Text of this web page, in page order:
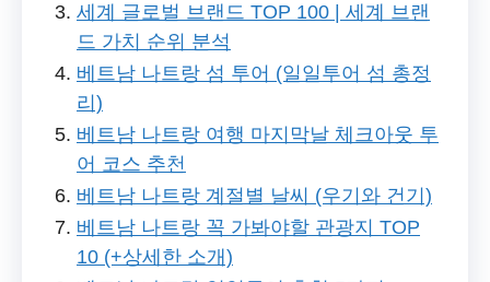
세계 글로벌 브랜드 TOP 100 | 세계 브랜
드 가치 순위 분석
베트남 나트랑 섬 투어 (일일투어 섬 총정
리)
베트남 나트랑 여행 마지막날 체크아웃 투
어 코스 추천
베트남 나트랑 계절별 날씨 (우기와 건기)
베트남 나트랑 꼭 가봐야할 관광지 TOP
10 (+상세한 소개)